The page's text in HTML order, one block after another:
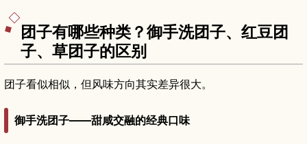
团子有哪些种类？御手洗团子、红豆团
子、草团子的区别
团子看似相似，但风味方向其实差异很大。
御手洗团子——甜咸交融的经典口味